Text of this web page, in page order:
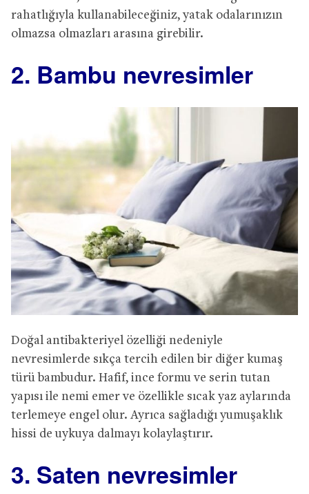
rahatlığıyla kullanabileceğiniz, yatak odalarınızın
olmazsa olmazları arasına girebilir.
2. Bambu nevresimler
Doğal antibakteriyel özelliği nedeniyle
nevresimlerde sıkça tercih edilen bir diğer kumaş
türü bambudur. Hafif, ince formu ve serin tutan
yapısı ile nemi emer ve özellikle sıcak yaz aylarında
terlemeye engel olur. Ayrıca sağladığı yumuşaklık
hissi de uykuya dalmayı kolaylaştırır.
3. Saten nevresimler